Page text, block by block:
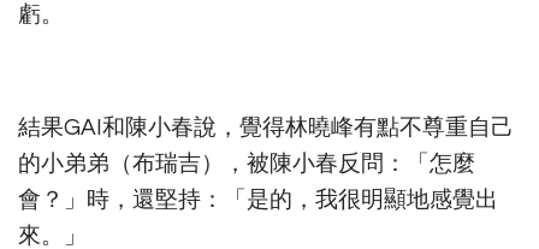
虧。
結果GAI和陳小春說，覺得林曉峰有點不尊重自己
的小弟弟（布瑞吉），被陳小春反問：「怎麼
會？」時，還堅持：「是的，我很明顯地感覺出
來。」